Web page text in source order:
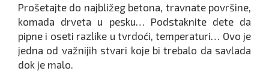
Prošetajte do najbližeg betona, travnate površine,
komada drveta u pesku… Podstaknite dete da
pipne i oseti razlike u tvrdoći, temperaturi… Ovo je
jedna od važnijih stvari koje bi trebalo da savlada
dok je malo.